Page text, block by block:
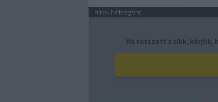
hírek hétvégére
Ha tetszett a cikk, kérjük,